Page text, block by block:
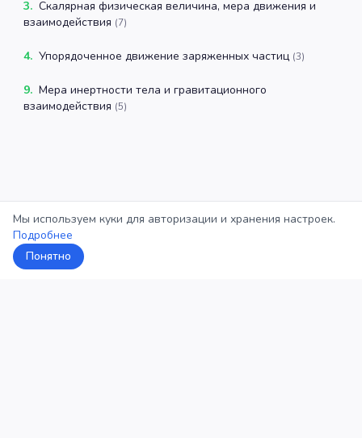
3. Скалярная физическая величина, мера движения и
взаимодействия (7)
4. Упорядоченное движение заряженных частиц (3)
9. Мера инертности тела и гравитационного
взаимодействия (5)
Мы используем куки для авторизации и хранения настроек.
Подробнее
Понятно